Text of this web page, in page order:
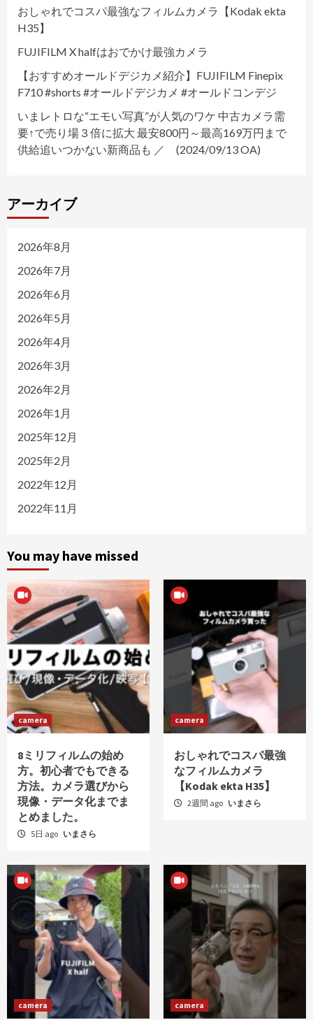
おしゃれでコスパ最強なフィルムカメラ【Kodak ekta
H35】
FUJIFILM X halfはおでかけ最強カメラ
【おすすめオールドデジカメ紹介】FUJIFILM Finepix
F710 #shorts #オールドデジカメ #オールドコンデジ
いまレトロな“エモい写真”が人気のワケ 中古カメラ需
要↑で売り場３倍に拡大 最安800円～最高169万円まで
供給追いつかない新商品も ／ (2024/09/13 OA)
アーカイブ
2026年8月
2026年7月
2026年6月
2026年5月
2026年4月
2026年3月
2026年2月
2026年1月
2025年12月
2025年2月
2022年12月
2022年11月
You may have missed
camera
8ミリフィルムの始め
方。初心者でもできる
方法。カメラ選びから
現像・データ化までま
とめました。
5日 ago いまさら
camera
おしゃれでコスパ最強
なフィルムカメラ
【Kodak ekta H35】
2週間 ago いまさら
camera camera